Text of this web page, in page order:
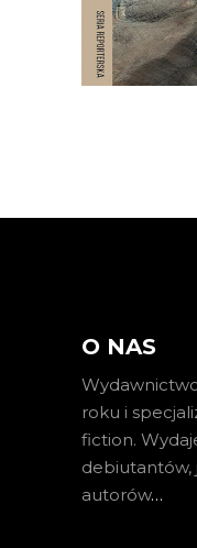
O NAS
roku i
fiction.
debiutantów,
autorów…